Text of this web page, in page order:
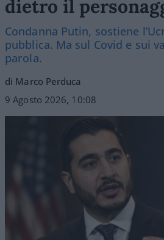
dietro il
Condanna Putin, sostiene
pubblica. Ma sul Covid e sui
parola.
di Marco Perduca
9 Agosto 2026, 10:08